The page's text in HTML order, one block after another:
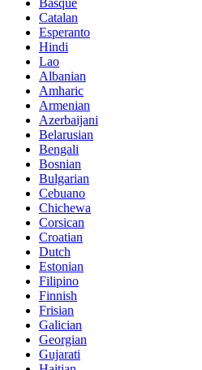
Catalan
Esperanto
Hindi
Lao
Albanian
Amharic
Armenian
Azerbaijani
Belarusian
Bengali
Bosnian
Bulgarian
Cebuano
Chichewa
Corsican
Croatian
Dutch
Estonian
Filipino
Finnish
Frisian
Galician
Georgian
Gujarati